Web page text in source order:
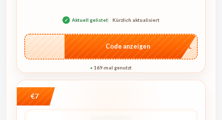
✓ Aktuell gelistet Kürzlich aktualisiert
…4KL
Code anzeigen
● 169-mal genutzt
€7